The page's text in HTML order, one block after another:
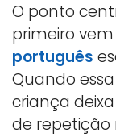
O ponto
primeiro
português
Quando
criança
de repetição